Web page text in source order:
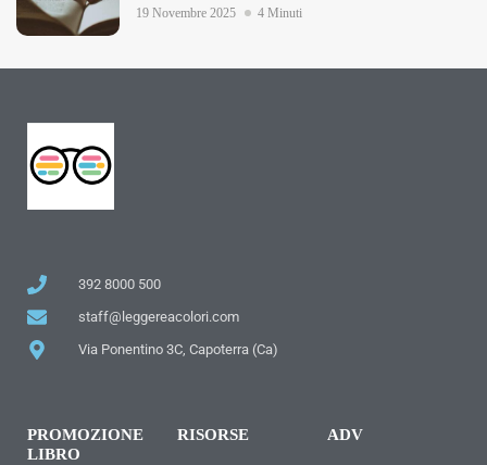
19 Novembre 2025 4 Minuti
392 8000 500
staff@leggereacolori.com
Via Ponentino 3C, Capoterra (Ca)
PROMOZIONE
LIBRO
RISORSE ADV